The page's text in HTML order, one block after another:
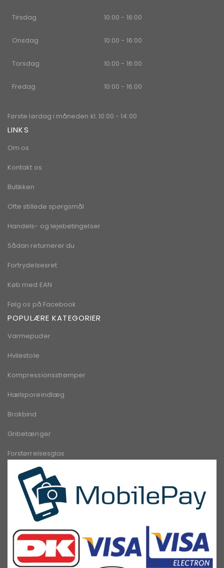
Tirsdag 10:00 - 16:00
Onsdag 10:00 - 16:00
Torsdag 10:00 - 16:00
Fredag 10:00 - 16:00
Første lørdag i måneden kl. 10:00 - 14:00
LINKS
Om os
Kontakt os
Butikken
Ofte stillede spørgsmål
Handels- og lejebetingelser
Sådan returnerer du
Fortrydelsesret
Køb med EAN
Følg os på Facebook
POPULÆRE KATEGORIER
Varmepuder
Hvilestole
Kompressionsstrømper
Hælsporeindlæg
Brokbind
Gribetænger
Forstørrelsesglas